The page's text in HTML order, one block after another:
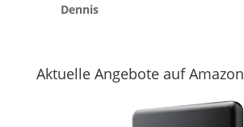
Dennis
Aktuelle Angebote auf Amazon